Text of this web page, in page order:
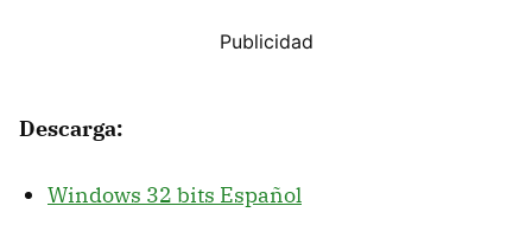
Descarga:
Windows 32 bits Español